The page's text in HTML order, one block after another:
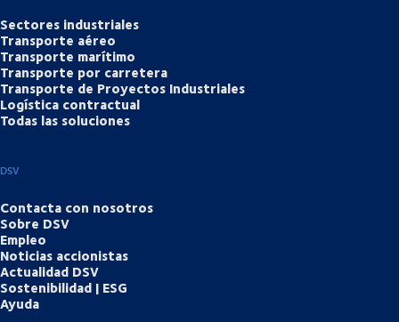
Sectores industriales
Transporte aéreo
Transporte marítimo
Transporte por carretera
Transporte de Proyectos Industriales
Logística contractual
Todas las soluciones
DSV
Contacta con nosotros
Sobre DSV
Empleo
Noticias accionistas
Actualidad DSV
Sostenibilidad | ESG
Ayuda